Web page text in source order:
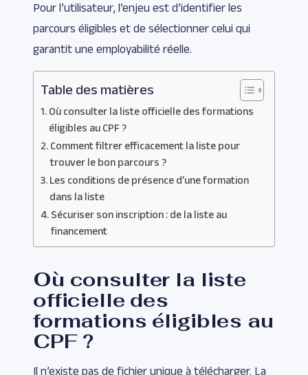
Pour l’utilisateur, l’enjeu est d’identifier les
parcours éligibles et de sélectionner celui qui
garantit une employabilité réelle.
Table des matières
Où consulter la liste officielle des formations
éligibles au CPF ?
Comment filtrer efficacement la liste pour
trouver le bon parcours ?
Les conditions de présence d’une formation
dans la liste
Sécuriser son inscription : de la liste au
financement
Où consulter la liste
officielle des
formations éligibles au
CPF ?
Il n’existe pas de fichier unique à télécharger. La